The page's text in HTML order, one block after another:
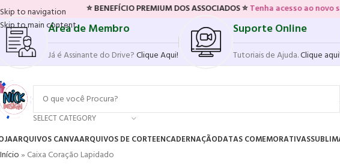
Skip to navigation
Skip to main content
⭐ BENEFÍCIO PREMIUM DOS ASSOCIADOS ⭐Tenha acesso ao novo sistema
Área de Membro
Já é Assinante do Drive?Clique Aqui!
Suporte Online
Tutoriais de Ajuda.Clique aqui!
SELECT CATEGORY
ARQUIVOS CANVAARQUIVOS DE CORTEENCADERNAÇÃODATAS COMEMORATIVAS
Início» Caixa Coração Lapidado